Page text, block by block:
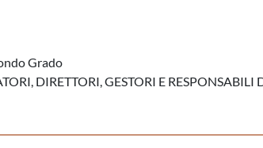
Grado
DIRETTORI, GESTORI E RESPONSABILI